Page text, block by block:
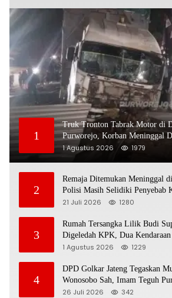
1
Truk Tronton Tabrak Motor di
Purworejo, Korban Meninggal
Selidiki Penyebab
1 Agustus 2026 1979
2
Remaja Ditemukan Meninggal
Polisi Masih Selidiki Penyebab
21 Juli 2026 1280
3
Rumah Tersangka Lilik Budi
Digeledah KPK, Dua
1 Agustus 2026 1229
4
DPD Golkar Jateng Tegaskan
Wonosobo Sah, Imam Teguh
Aklamasi
26 Juli 2026 342